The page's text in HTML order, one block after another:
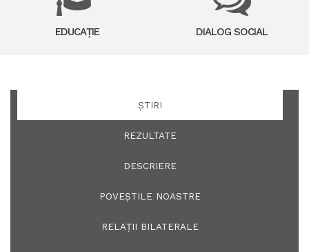
EDUCAȚIE DIALOG SOCIAL
ȘTIRI
REZULTATE
DESCRIERE
POVEȘTILE NOASTRE
RELAȚII BILATERALE